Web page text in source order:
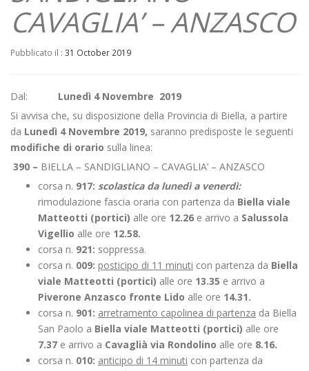
CAVAGLIA’ – ANZASCO
Pubblicato il : 31 October 2019
Dal: Lunedì 4 Novembre 2019
Si avvisa che, su disposizione della Provincia di Biella, a partire
da Lunedì 4 Novembre 2019, saranno predisposte le seguenti
modifiche di orario sulla linea:
390 – BIELLA – SANDIGLIANO – CAVAGLIA’ – ANZASCO
corsa n. 917: scolastica da lunedì a venerdì:
rimodulazione fascia oraria con partenza da Biella viale
Matteotti (portici) alle ore 12.26 e arrivo a Salussola
Vigellio alle ore 12.58.
corsa n. 921: soppressa.
corsa n. 009: posticipo di 11 minuti con partenza da Biella
viale Matteotti (portici) alle ore 13.35 e arrivo a
Piverone Anzasco fronte Lido alle ore 14.31.
corsa n. 901: arretramento capolinea di partenza da Biella
San Paolo a Biella viale Matteotti (portici) alle ore
7.37 e arrivo a Cavaglià via Rondolino alle ore 8.16.
corsa n. 010: anticipo di 14 minuti con partenza da